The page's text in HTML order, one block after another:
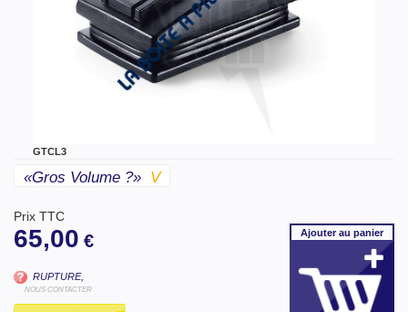
GTCL3
«gros Volume ?» V
Prix TTC
65,00 €
RUPTURE,
NOUS CONTACTER
Ajouterau panier